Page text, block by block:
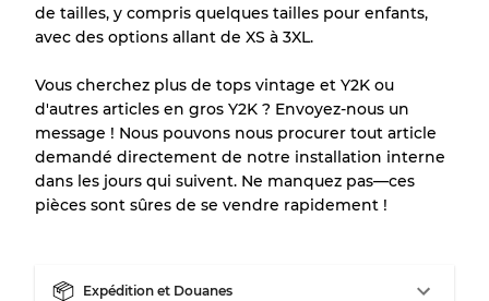
Répartition pour ratios mixtes
Qualité AB
Qualité ABC
30% A, 40% B, 30% C
de tailles, y compris quelques tailles pour enfants,
avec des options allant de XS à 3XL.
Vous cherchez plus de tops vintage et Y2K ou
d'autres articles en gros Y2K ? Envoyez-nous un
message ! Nous pouvons nous procurer tout article
demandé directement de notre installation interne
dans les jours qui suivent. Ne manquez pas—ces
pièces sont sûres de se vendre rapidement !
Expédition et Douanes